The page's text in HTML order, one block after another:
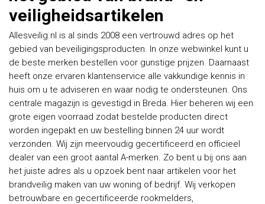
veiligheidsartikelen
Allesveilig.nl is al sinds 2008 een vertrouwd adres op het
gebied van beveiligingsproducten. In onze webwinkel kunt u
de beste merken bestellen voor gunstige prijzen. Daarnaast
heeft onze ervaren klantenservice alle vakkundige kennis in
huis om u te adviseren en waar nodig te ondersteunen. Ons
centrale magazijn is gevestigd in Breda. Hier beheren wij een
grote eigen voorraad zodat bestelde producten direct
worden ingepakt en uw bestelling binnen 24 uur wordt
verzonden. Wij zijn meervoudig gecertificeerd en officieel
dealer van een groot aantal A-merken. Zo bent u bij ons aan
het juiste adres als u opzoek bent naar artikelen voor het
brandveilig maken van uw woning of bedrijf. Wij verkopen
betrouwbare en gecertificeerde rookmelders,